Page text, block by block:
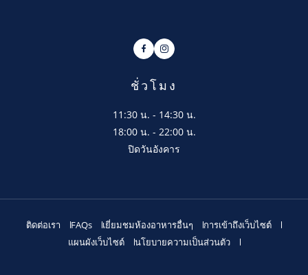
FacebookInstagram
ชั่วโมง
11:30 น. - 14:30 น.
18:00 น. - 22:00 น.
ปิดวันอังคาร
ติดต่อเรา FAQs เยี่ยมชมห้องอาหารอื่นๆ
การเข้าถึงเว็บไซต์
แผนผังเว็บไซต์
นโยบายความเป็นส่วนตัว